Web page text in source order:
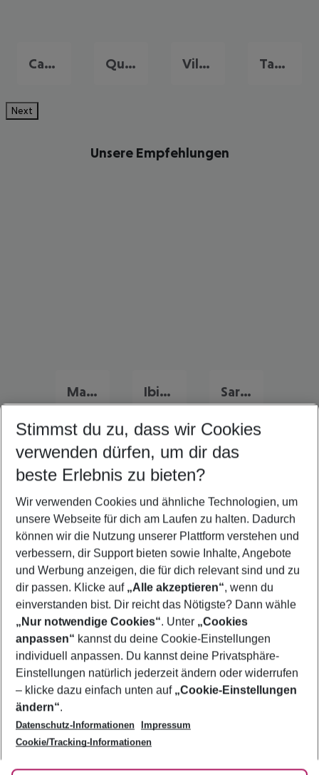
Carvoeiro Quarteira Vilamoura Tavira
Next
Unsere Empfehlungen
Mallorca Frühbucher Angebote Ibiza Flug & Hotel Sardinien Flug & Hotel
Quicklinks
Urlaub Portimão
Familienurlaub Portimão
Flug & Hotel Portimão
Last Minute Portimão
Footer
Footer navigation
Über uns
AGB
Bestpreisgarantie
Cookie-Einstellungen ändern
Cookie-Richtlinie
Agenturbetreuung
Barrierefreies Reisen
Folge uns
Stimmst du zu, dass wir Cookies
verwenden dürfen, um dir das
beste Erlebnis zu bieten?
Wir verwenden Cookies und ähnliche Technologien, um
unsere Webseite für dich am Laufen zu halten. Dadurch
können wir die Nutzung unserer Plattform verstehen und
verbessern, dir Support bieten sowie Inhalte, Angebote
und Werbung anzeigen, die für dich relevant sind und zu
dir passen. Klicke auf „Alle akzeptieren“, wenn du
einverstanden bist. Dir reicht das Nötigste? Dann wähle
„Nur notwendige Cookies“. Unter „Cookies
anpassen“ kannst du deine Cookie-Einstellungen
individuell anpassen. Du kannst deine Privatsphäre-
Einstellungen natürlich jederzeit ändern oder widerrufen
– klicke dazu einfach unten auf „Cookie-Einstellungen
ändern“.
Datenschutz-Informationen
Impressum
Cookie/Tracking-Informationen